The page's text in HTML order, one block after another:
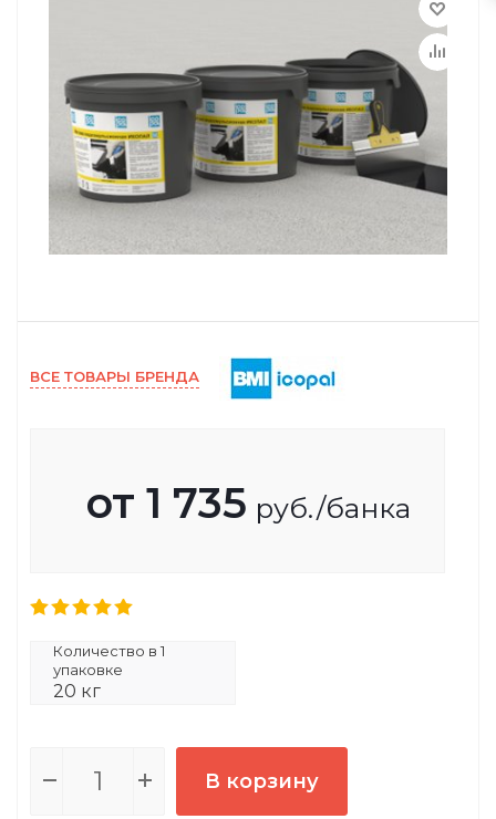
ВСЕ ТОВАРЫ БРЕНДА
от 1 735 руб./банка
Количество в 1
упаковке
20 кг
В корзину